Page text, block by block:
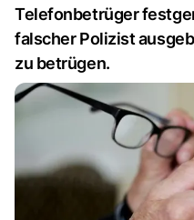
Telefonbetrüger
falscher Polizist
zu betrügen.